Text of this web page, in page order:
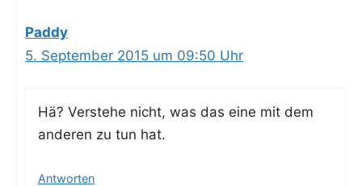
Paddy
5. September 2015 um 09:50 Uhr
Hä? Ver­ste­he nicht, was das eine mit dem
ande­ren zu tun hat.
Antworten